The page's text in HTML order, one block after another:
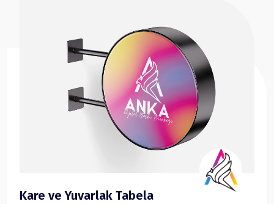
Kare ve Yuvarlak Tabela